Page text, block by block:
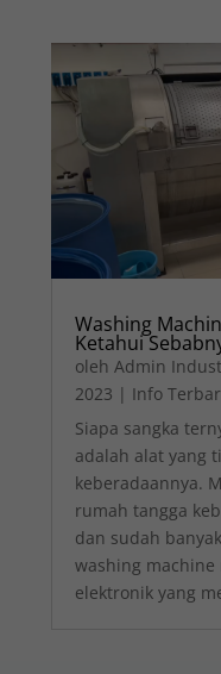
Washing
Ketahui
olehAdmin
2023 | Info
Siapa sangka
adalah alat yang
keberadaannya.
rumah tangga
dan sudah
washing
elektronik yang